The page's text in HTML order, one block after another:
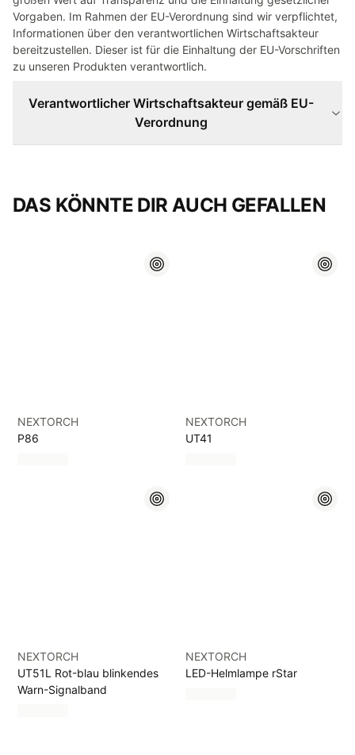
Vorgaben. Im Rahmen der EU-Verordnung sind wir verpflichtet,
Informationen über den verantwortlichen Wirtschaftsakteur
bereitzustellen. Dieser ist für die Einhaltung der EU-Vorschriften
zu unseren Produkten verantwortlich.
Verantwortlicher Wirtschaftsakteur gemäß EU-
Verordnung
DAS KÖNNTE DIR AUCH GEFALLEN
NEXTORCH
P86
NEXTORCH
UT41
NEXTORCH
UT51L Rot-blau blinkendes
Warn-Signalband
NEXTORCH
LED-Helmlampe rStar